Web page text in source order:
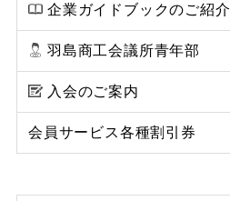
企業ガイドブックのご紹介
羽島商工会議所青年部
入会のご案内
会員サービス各種割引券